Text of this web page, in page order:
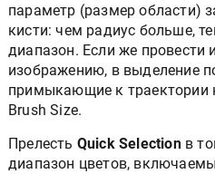
параметр (размер области)
кисти: чем радиус больше,
диапазон. Если же провести
изображению, в выделение
примыкающие к траектории
Brush Size.
Прелесть Quick Selectionв
диапазон цветов,